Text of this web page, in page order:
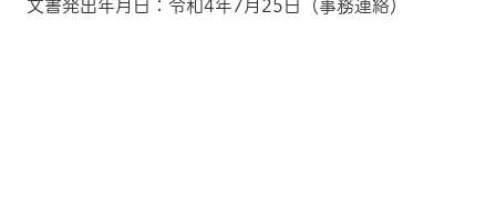
文書発出年月日：令和4年7月25日（事務連絡）